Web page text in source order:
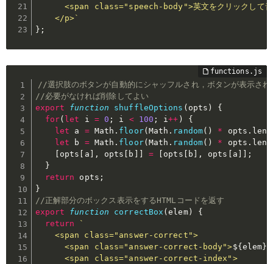
<span class="speech-body">英文をクリックして音
    </p>`
} ;
//選択肢のボタンが自動的にシャッフルされ，ボタンが表示され
//必要がなければ削除してよい
export
function shuffleOptions ( opts )
{
for( let i = 0 ; i < 100 ; i++ )
{
let a = Math . floor( Math . random( ) * opts .
let b = Math . floor( Math . random( ) * opts .
opts a , opts b = opts b , opts a
;
}
return opts ;
}
//正解部分のボックス表示をするHTMLコードを返す
export
function correctBox (elem)
{
return
`
    <span class="answer-correct">
      <span class="answer-correct-body">
${ elem }
      <span class="answer-correct-index">